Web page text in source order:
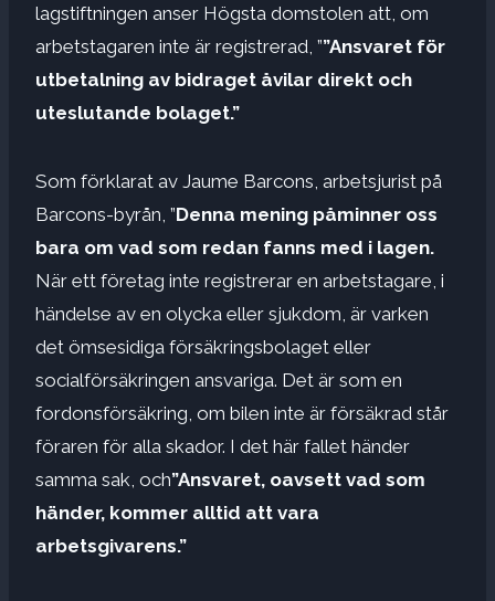
lagstiftningen anser Högsta domstolen att, om
arbetstagaren inte är registrerad, ””Ansvaret för
utbetalning av bidraget åvilar direkt och
uteslutande bolaget.”
Som förklarat av Jaume Barcons, arbetsjurist på
Barcons-byrån, ”Denna mening påminner oss
bara om vad som redan fanns med i lagen.
När ett företag inte registrerar en arbetstagare, i
händelse av en olycka eller sjukdom, är varken
det ömsesidiga försäkringsbolaget eller
socialförsäkringen ansvariga. Det är som en
fordonsförsäkring, om bilen inte är försäkrad står
föraren för alla skador. I det här fallet händer
samma sak, och”Ansvaret, oavsett vad som
händer, kommer alltid att vara
arbetsgivarens.”